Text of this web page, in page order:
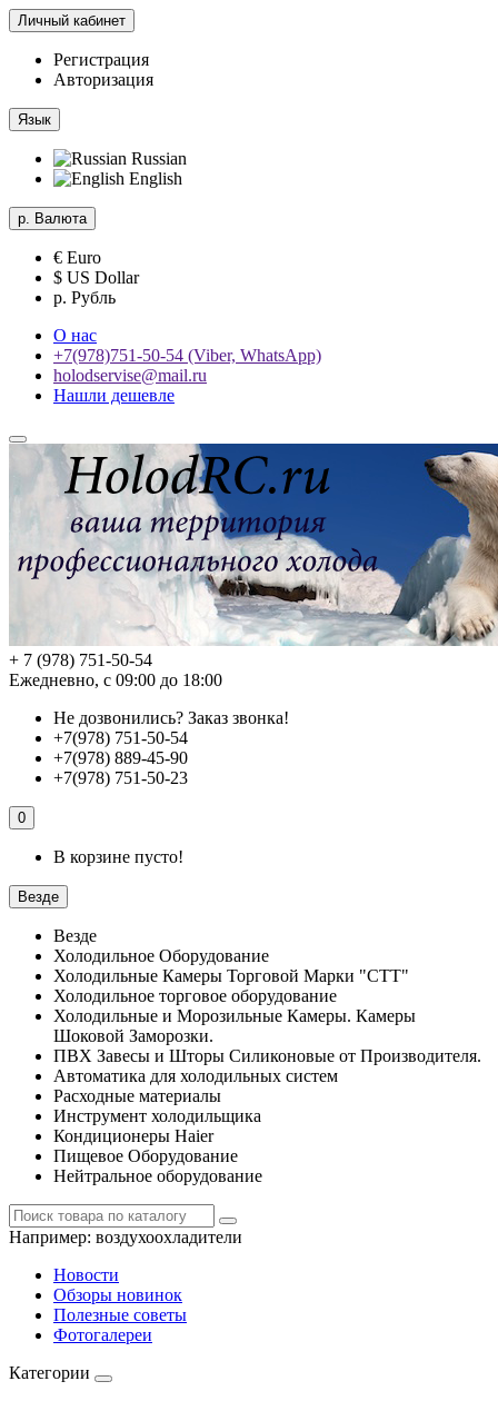
Личный кабинет
Регистрация
Авторизация
Язык
Russian
English
р. Валюта
€ Euro
$ US Dollar
р. Рубль
О нас
+7(978)751-50-54 (Viber, WhatsApp)
holodservise@mail.ru
Нашли дешевле
+ 7 (978) 751-50-54
Ежедневно, с 09:00 до 18:00
Не дозвонились? Заказ звонка!
+7(978) 751-50-54
+7(978) 889-45-90
+7(978) 751-50-23
0
В корзине пусто!
Везде
Везде
Холодильное Оборудование
Холодильные Камеры Торговой Марки "СТТ"
Холодильное торговое оборудование
Холодильные и Морозильные Камеры. Камеры
Шоковой Заморозки.
ПВХ Завесы и Шторы Силиконовые от Производителя.
Автоматика для холодильных систем
Расходные материалы
Инструмент холодильщика
Кондиционеры Haier
Пищевое Оборудование
Нейтральное оборудование
Например: воздухоохладители
Новости
Обзоры новинок
Полезные советы
Фотогалереи
Категории